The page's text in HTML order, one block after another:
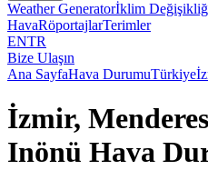
Weather Generatorİklim
HavaRöportajlarTerimler
ENTR
Bize Ulaşın
Ana SayfaHava DurumuTürkiye
İzmir,
Inönü Hava